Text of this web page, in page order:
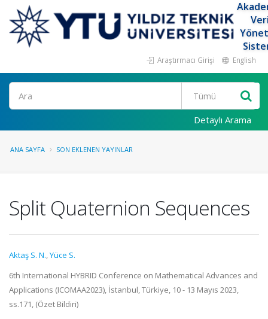
Araştırmacı Girişi English
Ara
Detaylı Arama
ANA SAYFA SON EKLENEN YAYINLAR
Split Quaternion Sequences
Aktaş S. N.,Yüce S.
6th International HYBRID Conference on Mathematical Advances and
Applications (ICOMAA2023), İstanbul, Türkiye, 10 - 13 Mayıs 2023,
ss.171, (Özet Bildiri)